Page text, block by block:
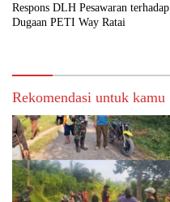
Respons DLH Pesawaran terhadap
Dugaan PETI Way Ratai
Rekomendasi untuk kamu